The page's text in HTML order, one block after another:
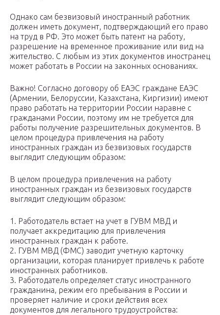
Однако сам безвизовый иностранный работник
должен иметь документ, подтверждающий его право
на труд в РФ. Это может быть патент на работу,
разрешение на временное проживание или вид на
жительство. С любым из этих документов иностранец
может работать в России на законных основаниях.
Важно! Согласно договору об ЕАЭС граждане ЕАЭС
(Армении, Белоруссии, Казахстана, Киргизии) имеют
право работать на территории России наравне с
гражданами России, поэтому им не требуется для
работы получение разрешительных документов. В
целом процедура привлечения на работу
иностранных граждан из безвизовых государств
выглядит следующим образом:
В целом процедура привлечения на работу
иностранных граждан из безвизовых государств
выглядит следующим образом:
1. Работодатель встает на учет в ГУВМ МВД и
получает аккредитацию для привлечения
иностранных граждан к работе.
2. ГУВМ МВД (ФМС) заводит учетную карточку
организации, которая планирует привлечь к работе
иностранных работников.
3. Работодатель определяет статус иностранного
гражданина, режим его пребывания в России и
проверяет наличие и сроки действия всех
документов для легального трудоустройства: